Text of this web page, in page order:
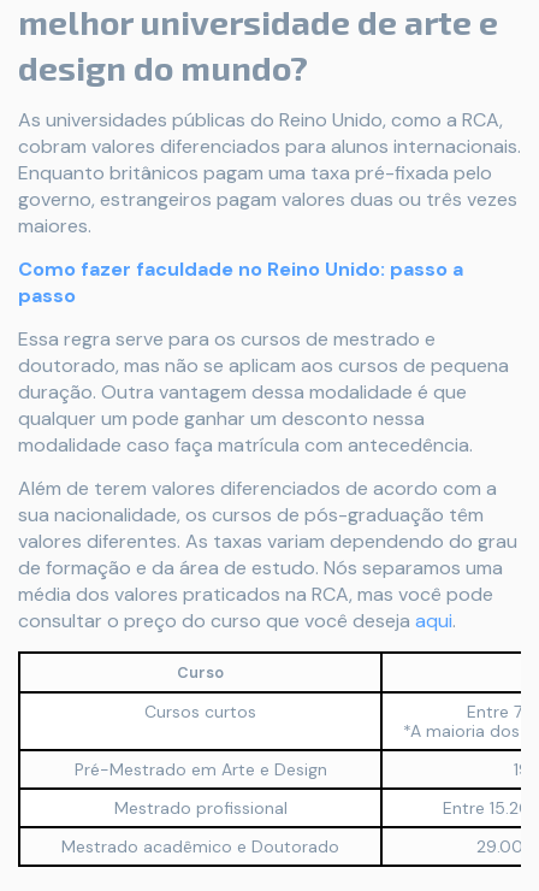
melhor universidade de arte e
design do mundo?
As universidades públicas do Reino Unido, como a RCA,
cobram valores diferenciados para alunos internacionais.
Enquanto britânicos pagam uma taxa pré-fixada pelo
governo, estrangeiros pagam valores duas ou três vezes
maiores.
Como fazer faculdade no Reino Unido: passo a
passo
Essa regra serve para os cursos de mestrado e
doutorado, mas não se aplicam aos cursos de pequena
duração. Outra vantagem dessa modalidade é que
qualquer um pode ganhar um desconto nessa
modalidade caso faça matrícula com antecedência.
Além de terem valores diferenciados de acordo com a
sua nacionalidade, os cursos de pós-graduação têm
valores diferentes. As taxas variam dependendo do grau
de formação e da área de estudo. Nós separamos uma
média dos valores praticados na RCA, mas você pode
consultar o preço do curso que você deseja aqui.
Curso
Cursos curtos
Entre
*A maioria dos
Pré-Mestrado em Arte e Design
Mestrado profissional
Entre
Mestrado acadêmico e Doutorado
29.000